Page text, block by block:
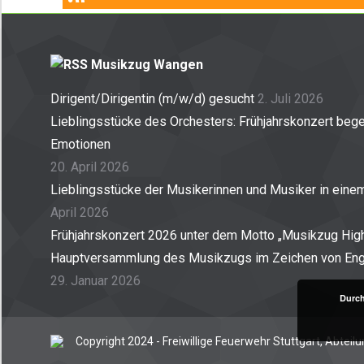
Musikzug Wangen
Dirigent/Dirigentin (m/w/d) gesucht 2. Juli 2026
Lieblingsstücke des Orchesters: Frühjahrskonzert
Emotionen
20. April 2026
Lieblingsstücke der Musikerinnen und Musiker in
April 2026
Frühjahrskonzert 2026 unter dem Motto „Musikzug
Hauptversammlung des Musikzugs im Zeichen von
29. Januar 2026
Copyright 2024 - Freiwillige Feuerwehr Stuttgart,